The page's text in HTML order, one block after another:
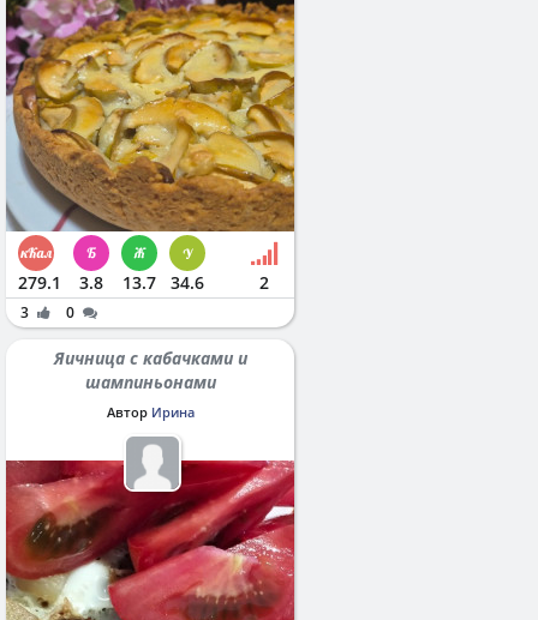
279.1 3.8 13.7 34.6 2
3 0
Яичница с кабачками и
шампиньонами
Автор Ирина